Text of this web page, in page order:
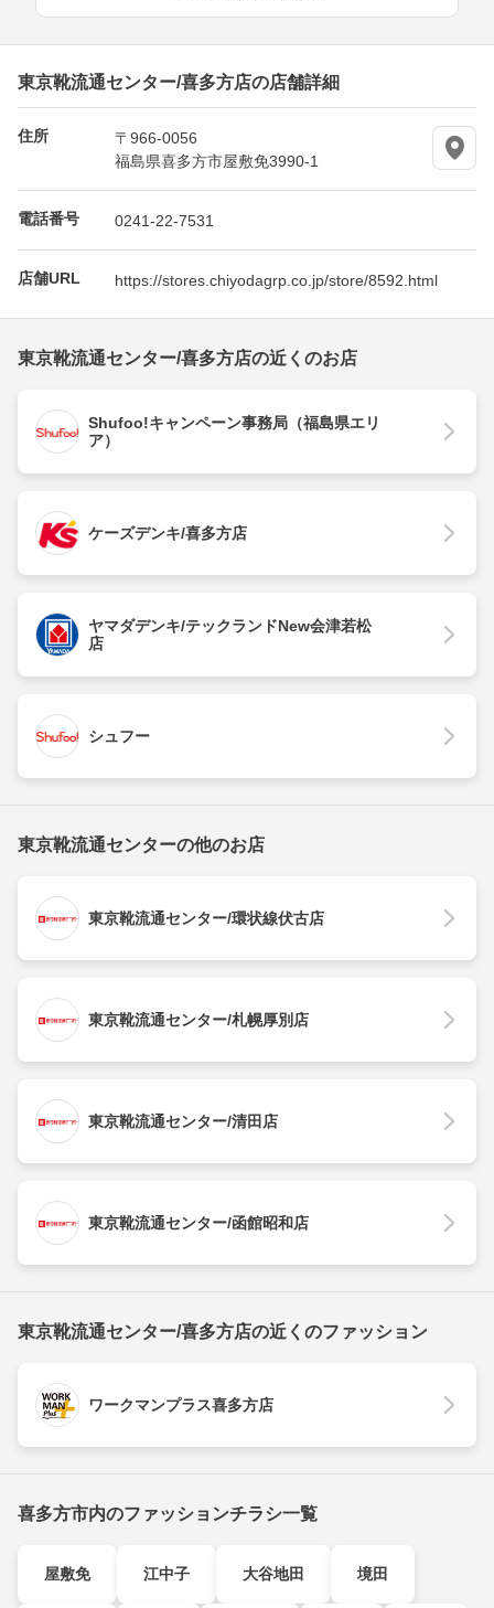
東京靴流通センター/喜多方店の店舗詳細
住所
〒966-0056
福島県喜多方市屋敷免3990-1
電話番号 0241-22-7531
店舗URL https://stores.chiyodagrp.co.jp/store/8592.html
東京靴流通センター/喜多方店の近くのお店
Shufoo!キャンペーン事務局（福島県エリ
ア）
ケーズデンキ/喜多方店
ヤマダデンキ/テックランドNew会津若松
店
シュフー
東京靴流通センターの他のお店
東京靴流通センター/環状線伏古店
東京靴流通センター/札幌厚別店
東京靴流通センター/清田店
東京靴流通センター/函館昭和店
東京靴流通センター/喜多方店の近くのファッション
ワークマンプラス喜多方店
喜多方市内のファッションチラシ一覧
屋敷免 江中子 大谷地田 境田